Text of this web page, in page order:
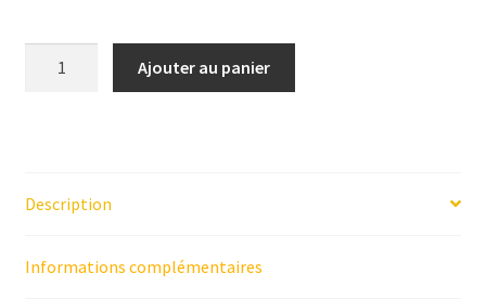
Ajouter au panier
Description
Informations complémentaires